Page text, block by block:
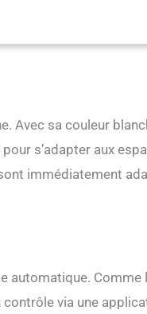
présence de votre chat et
d'un système avancé de
entretien constant.
il n'y a pas
et libère vos mains
tranquillité d'esprit
problèmes, notre équipe
questions et répondre à vos
et vous donne la
Avec sa couleur
s’adapter aux
immédiatement
automatique. Comme
via une